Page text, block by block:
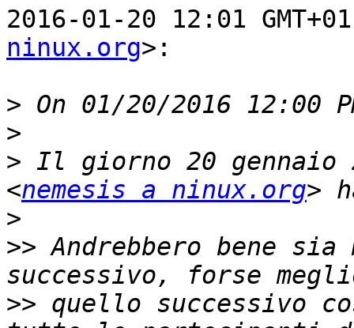
2016-01-20 12:01
ninux.org>:
>
>
> Il giorno 20 gennaio
<nemesis a ninux.org
>
>> Andrebbero bene
>> quello successivo